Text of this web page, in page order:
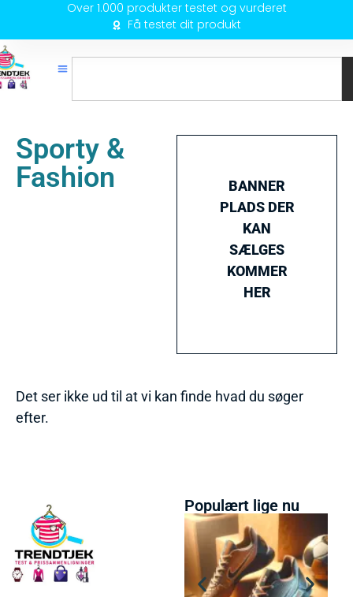
Over 1.000 produkter testet og vurderet
Få testet dit produkt
Sporty &
Fashion
BANNER
PLADS DER
KAN
SÆLGES
KOMMER
HER
Det ser ikke ud til at vi kan finde hvad du søger
efter.
Populært lige nu